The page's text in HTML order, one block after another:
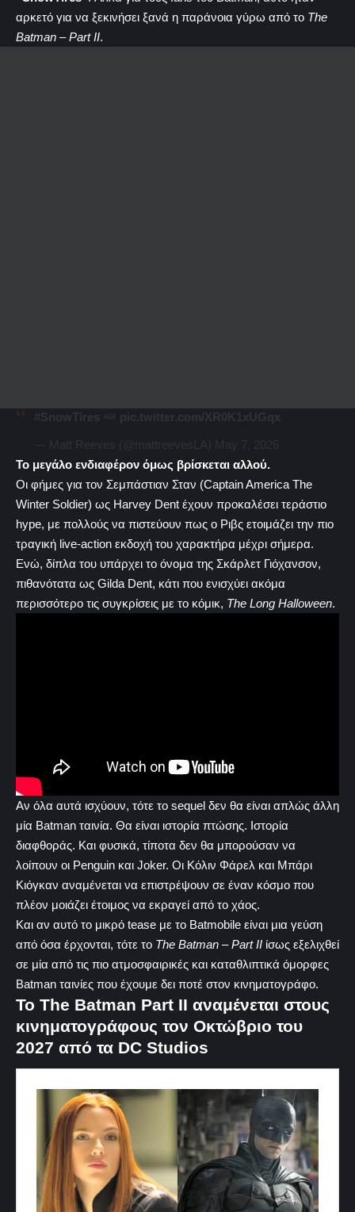
αρκετό για να ξεκινήσει ξανά η παράνοια γύρω από το The
Batman – Part II.
Το μεγάλο ενδιαφέρον όμως βρίσκεται αλλού.
Οι φήμες για τον Σεμπάστιαν Σταν (Captain America The
Winter Soldier) ως Harvey Dent έχουν προκαλέσει τεράστιο
hype, με πολλούς να πιστεύουν πως ο Ριβς ετοιμάζει την πιο
τραγική live-action εκδοχή του χαρακτήρα μέχρι σήμερα.
Ενώ, δίπλα του υπάρχει το όνομα της Σκάρλετ Γιόχανσον,
πιθανότατα ως Gilda Dent, κάτι που ενισχύει ακόμα
περισσότερο τις συγκρίσεις με το κόμικ, The Long Halloween.
Αν όλα αυτά ισχύουν, τότε το sequel δεν θα είναι απλώς άλλη
μία Batman ταινία. Θα είναι ιστορία πτώσης. Ιστορία
διαφθοράς. Και φυσικά, τίποτα δεν θα μπορούσαν να
λοίπουν οι Penguin και Joker. Οι Κόλιν Φάρελ και Μπάρι
Κιόγκαν αναμένεται να επιστρέψουν σε έναν κόσμο που
πλέον μοιάζει έτοιμος να εκραγεί από το χάος.
Και αν αυτό το μικρό tease με το Batmobile είναι μια γεύση
από όσα έρχονται, τότε το The Batman – Part II ίσως εξελιχθεί
σε μία από τις πιο ατμοσφαιρικές και καταθλιπτικά όμορφες
Batman ταινίες που έχουμε δει ποτέ στον κινηματογράφο.
Το The Batman Part II αναμένεται στους
κινηματογράφους τον Οκτώβριο του
2027 από τα DC Studios